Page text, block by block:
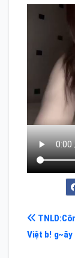
Điều
hướng
Việt b! g~ãy